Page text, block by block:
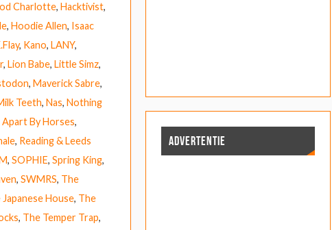
Charlotte, Hacktivist,
, Hoodie Allen, Isaac
, Kano, LANY,
, Lion Babe, Little Simz,
, Maverick Sabre,
Teeth, Nas, Nothing
Apart By Horses,
, Reading & Leeds
, SOPHIE, Spring King,
, SWMRS, The
Japanese House, The
, The Temper Trap,
ADVERTENTIE